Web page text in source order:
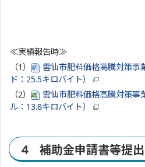
≪実績報告時≫
（1）
雲仙市肥料価格高騰対策事
ド：25.5キロバイト）
（2）
雲仙市肥料価格高騰対策事
ル：13.8キロバイト）
4 補助金申請書等提